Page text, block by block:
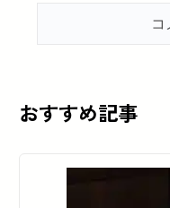
おすすめ記事